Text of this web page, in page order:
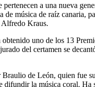
a una nueva
de música de raíz
Alfredo Kraus.
uno de los 13
del certamen se
de León, quien fue
la música coral.